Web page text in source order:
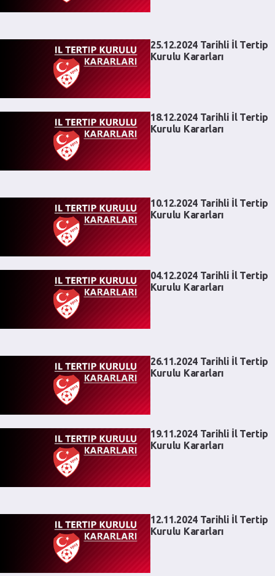
25.12.2024 Tarihli İl Tertip
Kurulu Kararları
18.12.2024 Tarihli İl Tertip
Kurulu Kararları
10.12.2024 Tarihli İl Tertip
Kurulu Kararları
04.12.2024 Tarihli İl Tertip
Kurulu Kararları
26.11.2024 Tarihli İl Tertip
Kurulu Kararları
19.11.2024 Tarihli İl Tertip
Kurulu Kararları
12.11.2024 Tarihli İl Tertip
Kurulu Kararları